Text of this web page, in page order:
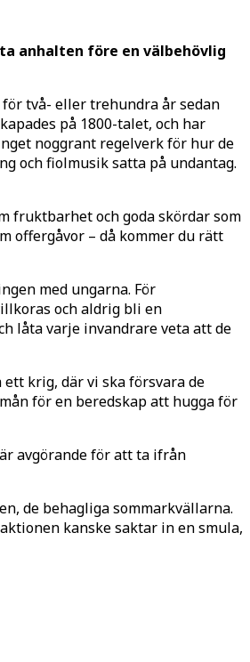
anhalten före en välbehövlig
två- eller trehundra år sedan
på 1800-talet, och har
noggrant regelverk för hur de
och fiolmusik satta på undantag.
fruktbarhet och goda skördar som
offergåvor – då kommer du rätt
med ungarna. För
och aldrig bli en
låta varje invandrare veta att de
krig, där vi ska försvara de
för en beredskap att hugga för
avgörande för att ta ifrån
de behagliga sommarkvällarna.
kanske saktar in en smula,